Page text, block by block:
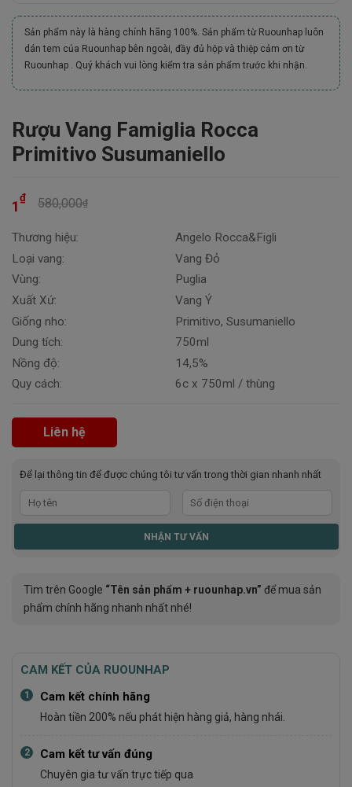
Sản phẩm này là hàng chính hãng 100%. Sản phẩm từ Ruounhap luôn
dán tem của Ruounhap bên ngoài, đầy đủ hộp và thiệp cảm ơn từ
Ruounhap . Quý khách vui lòng kiểm tra sản phẩm trước khi nhận.
Rượu Vang Famiglia Rocca
Primitivo Susumaniello
580,000₫
1
₫
Thương hiệu:
Loại vang:
Vùng:
Xuất Xứ:
Giống nho:
Dung tích:
Nồng độ:
Quy cách:
Angelo Rocca&Figli
Vang Đỏ
Puglia
Vang Ý
Primitivo, Susumaniello
750ml
14,5%
6c x 750ml / thùng
Liên hệ
Để lại thông tin để được chúng tôi tư vấn trong thời gian nhanh nhất
Tìm trên Google “Tên sản phẩm + ruounhap.vn” để mua sản
phẩm chính hãng nhanh nhất nhé!
CAM KẾT CỦA RUOUNHAP
1 Cam kết chính hãng
Hoàn tiền 200% nếu phát hiện hàng giả, hàng nhái.
2 Cam kết tư vấn đúng
Chuyên gia tư vấn trực tiếp qua